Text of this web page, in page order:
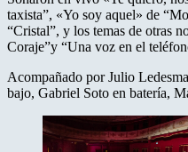
taxista”, «Yo soy aquel» de
“Cristal”, y los temas de otras
Coraje”y “Una voz en el
Acompañado por Julio
bajo, Gabriel Soto en batería,